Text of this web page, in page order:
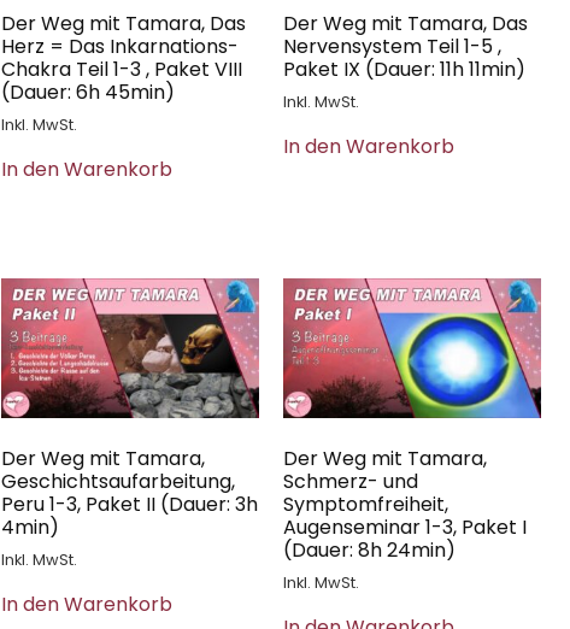
Der Weg mit Tamara, Das
Herz = Das Inkarnations-
Chakra Teil 1-3 , Paket VIII
(Dauer: 6h 45min)
Inkl. MwSt.
In den Warenkorb
Der Weg mit Tamara, Das
Nervensystem Teil 1-5 ,
Paket IX (Dauer: 11h 11min)
Inkl. MwSt.
In den Warenkorb
Der Weg mit Tamara,
Geschichtsaufarbeitung,
Peru 1-3, Paket II (Dauer: 3h
4min)
Inkl. MwSt.
In den Warenkorb
Der Weg mit Tamara,
Schmerz- und
Symptomfreiheit,
Augenseminar 1-3, Paket I
(Dauer: 8h 24min)
Inkl. MwSt.